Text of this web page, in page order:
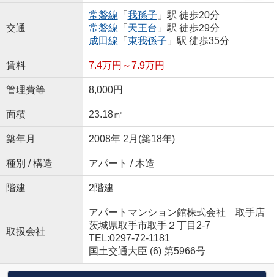
交通
常磐線 「 我孫子 」駅 徒歩20分
常磐線 「 天王台 」駅 徒歩29分
成田線 「 東我孫子 」駅 徒歩35分
賃料 7.4万円～7.9万円
管理費等 8,000円
面積 23.18㎡
築年月 2008年 2月(築18年)
種別 / 構造 アパート / 木造
階建 2階建
取扱会社
アパートマンション館株式会社 取手店
茨城県取手市取手２丁目2-7
TEL:0297-72-1181
国土交通大臣 (6) 第5966号